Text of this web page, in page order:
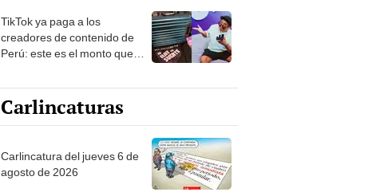
TikTok ya paga a los
creadores de contenido de
Perú: este es el monto que
1.000 vistas
Carlincaturas
Carlincatura del jueves 6 de
agosto de 2026